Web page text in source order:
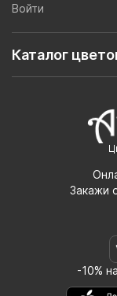
Закажи
-10%
Войти
Каталог